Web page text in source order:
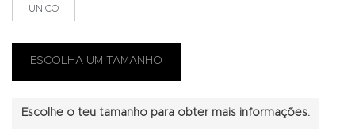
UNICO
Escolhe o teu tamanho para obter mais informações.